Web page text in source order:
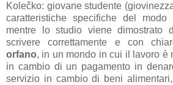
Kolečko: giovane studente
caratteristiche specifiche del
mentre lo studio viene dimostrato
scrivere correttamente e con
orfano, in un mondo in cui il lavoro è
in cambio di un pagamento in
servizio in cambio di beni